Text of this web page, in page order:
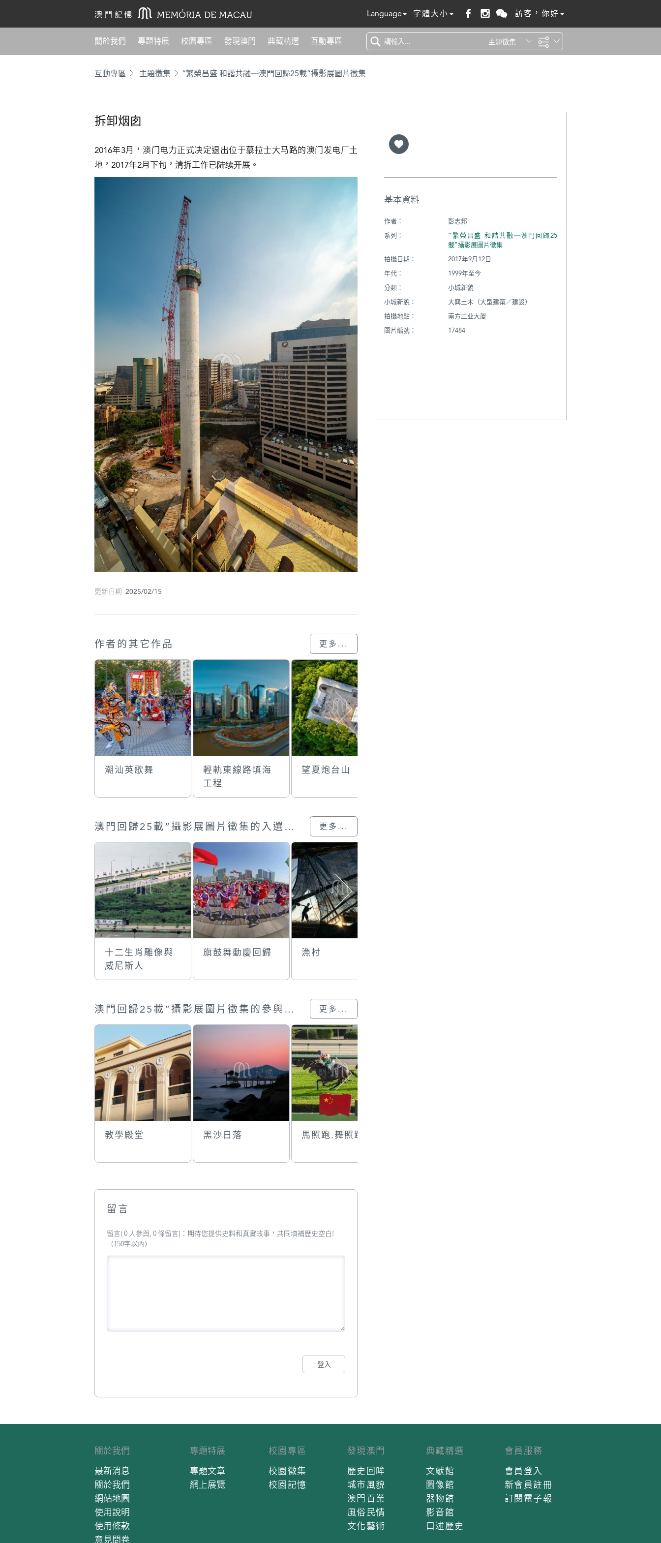
Language 字體大小 訪客，你好
關於我們 專題特展 校園專區 發現澳門 典藏精選 互動專區 主題徵集
互動專區 主題徵集 “繁榮昌盛 和諧共融─澳門回歸25載”攝影展圖片徵集
拆卸烟囱
2016年3月，澳门电力正式决定退出位于慕拉士大马路的澳门发电厂土
地，2017年2月下旬，清拆工作已陆续开展。
更新日期 2025/02/15
作者的其它作品 更多...
潮汕英歌舞
輕軌東線路填海
工程
望夏炮台山
澳門回歸25載”攝影展圖片徵集的入選作品 更多...
十二生肖雕像與
威尼斯人
旗鼓舞動慶回歸 漁村
澳門回歸25載”攝影展圖片徵集的參與作品 更多...
教學殿堂 黑沙日落 馬照跑.舞照跳
留言
留言( 0 人參與, 0 條留言)：期待您提供史料和真實故事，共同填補歷史空白!
（150字以內）
登入
基本資料
作者：
彭志邦
系列：
“繁榮昌盛 和諧共融─澳門回歸25
載”攝影展圖片徵集
拍攝日期：
2017年9月12日
年代：
1999年至今
分類：
小城新貌
小城新貌：
大興土木（大型建築／建設）
拍攝地點：
南方工业大厦
圖片編號：
17484
關於我們
最新消息
關於我們
網站地圖
使用說明
使用條款
意見問卷
專題特展
專題文章
網上展覽
校園專區
校園徵集
校園記憶
發現澳門
歷史回眸
城市風貌
澳門百業
風俗民情
文化藝術
典藏精選
文獻館
圖像館
器物館
影音館
口述歷史
會員服務
會員登入
新會員註冊
訂閱電子報